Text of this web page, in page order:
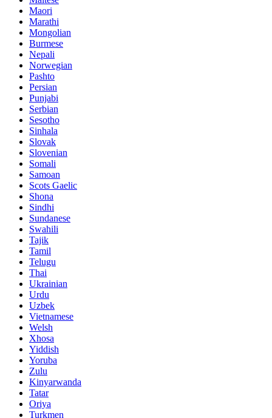
Maori
Marathi
Mongolian
Burmese
Nepali
Norwegian
Pashto
Persian
Punjabi
Serbian
Sesotho
Sinhala
Slovak
Slovenian
Somali
Samoan
Scots Gaelic
Shona
Sindhi
Sundanese
Swahili
Tajik
Tamil
Telugu
Thai
Ukrainian
Urdu
Uzbek
Vietnamese
Welsh
Xhosa
Yiddish
Yoruba
Zulu
Kinyarwanda
Tatar
Oriya
Turkmen